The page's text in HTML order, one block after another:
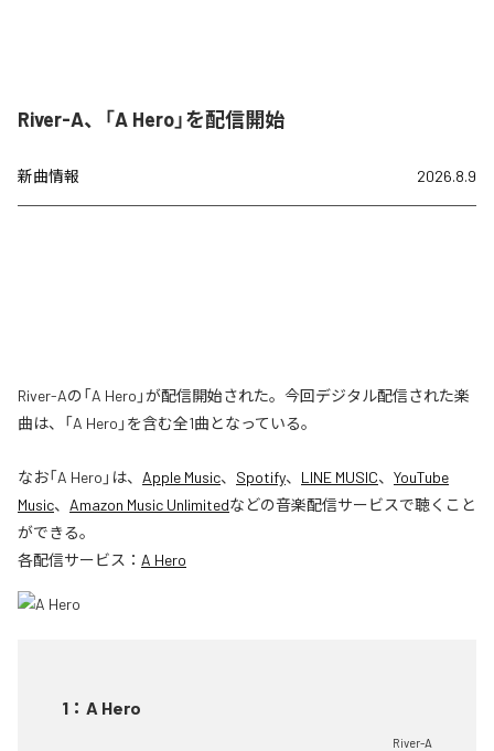
River-A、「A Hero」を配信開始
新曲情報 2026.8.9
River-Aの「A Hero」が配信開始された。今回デジタル配信された楽
曲は、「A Hero」を含む全1曲となっている。
なお「A Hero 」は、 Apple Music、 Spotify、 LINE MUSIC、 YouTube
Music、 Amazon Music Unlimitedなどの音楽配信サービスで聴くこと
ができる。
各配信サービス： A Hero
1 ： A Hero
River-A